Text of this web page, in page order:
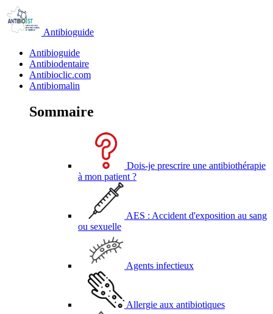
Antibioguide
Antibioguide
Antibiodentaire
Antibioclic.com
Antibiomalin
Sommaire
Dois-je prescrire une antibiothérapie
à mon patient ?
AES : Accident d'exposition au sang
ou sexuelle
Agents infectieux
Allergie aux antibiotiques